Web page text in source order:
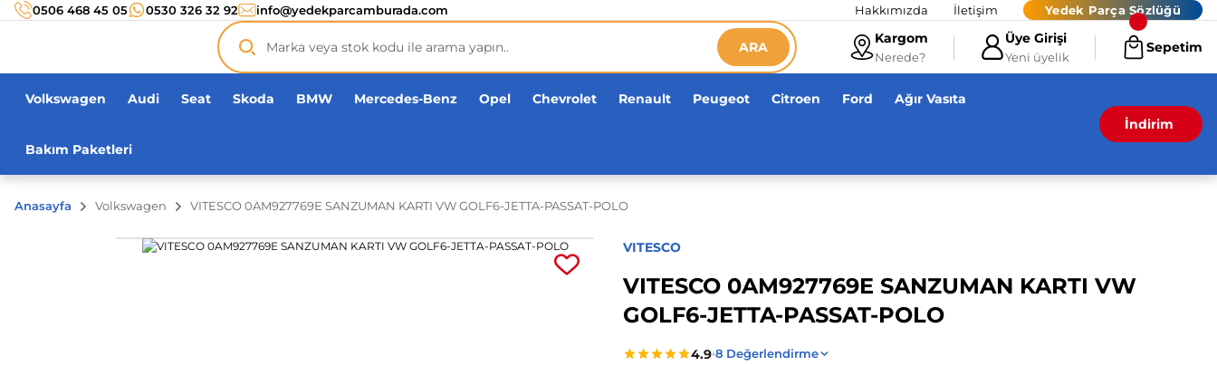
Türkiye’nin her noktasına 3000 TL ve üzerikargo ücretsiz!
Orijinal ürün
Üç yüz yirmi bin ürünadeti!
0506 468 45 05 0530 326 32 92 info@yedekparcamburada.com Hakkımızda İletişim Yedek Parça Sözlüğü
ARA
Kargom
Nerede?
Üye Girişi
Yeni üyelik
Sepetim
Volkswagen Audi Seat Skoda BMW Mercedes-Benz Opel Chevrolet Renault Peugeot Citroen Ford Ağır Vasıta
Bakım Paketleri
İndirim
Anasayfa Volkswagen VITESCO 0AM927769E SANZUMAN KARTI VW GOLF6-JETTA-PASSAT-POLO
VITESCO
VITESCO 0AM927769E SANZUMAN KARTI VW
GOLF6-JETTA-PASSAT-POLO